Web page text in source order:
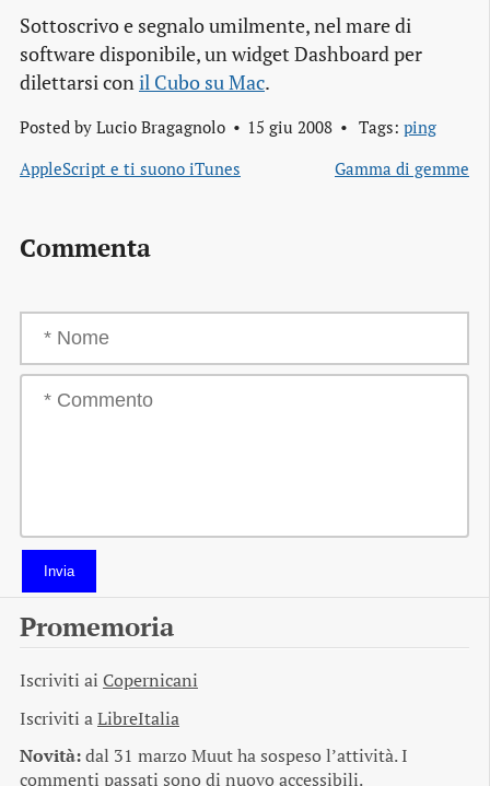
Sottoscrivo e segnalo umilmente, nel mare di
software disponibile, un widget Dashboard per
dilettarsi con il Cubo su Mac.
Posted by Lucio Bragagnolo 15 giu 2008 Tags: ping
AppleScript e ti suono iTunes
Gamma di gemme
Commenta
Invia
Promemoria
Iscriviti ai Copernicani
Iscriviti aLibreItalia
Novità:dal 31 marzo Muut ha sospeso l’attività. I
commenti passati sono di nuovo accessibili.